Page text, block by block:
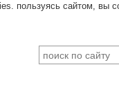
пользуясь сайтом, вы